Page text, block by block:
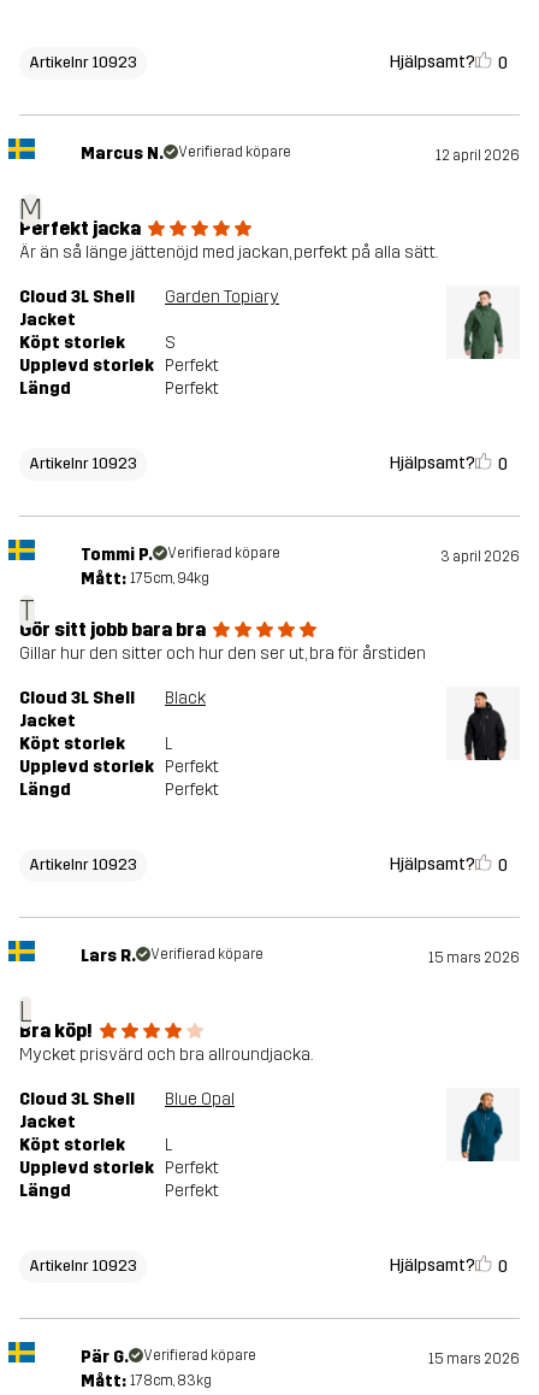
Artikelnr 10923 Hjälpsamt? 0
M
Marcus N. Verifierad köpare 12 april 2026
Perfekt jacka
Är än så länge jättenöjd med jackan, perfekt på alla sätt.
Cloud 3L Shell
Jacket
Garden Topiary
Köpt storlek
S
Upplevd storlek Perfekt
Längd
Perfekt
Artikelnr 10923 Hjälpsamt? 0
T
Tommi P. Verifierad köpare 3 april 2026
Mått: 175cm, 94kg
Gör sitt jobb bara bra
Gillar hur den sitter och hur den ser ut, bra för årstiden
Cloud 3L Shell
Jacket
Black
Köpt storlek
L
Upplevd storlek Perfekt
Längd
Perfekt
Artikelnr 10923 Hjälpsamt? 0
L
Lars R. Verifierad köpare 15 mars 2026
Bra köp!
Mycket prisvärd och bra allroundjacka.
Cloud 3L Shell
Jacket
Blue Opal
Köpt storlek
L
Upplevd storlek Perfekt
Längd
Perfekt
Artikelnr 10923 Hjälpsamt? 0
Pär G. Verifierad köpare 15 mars 2026
Mått: 178cm, 83kg